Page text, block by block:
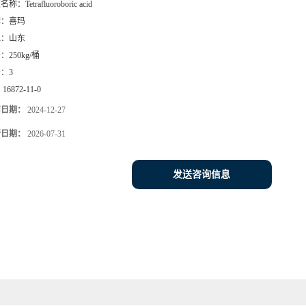
称： Tetrafluoroboric acid
喜玛
山东
250kg/桶
3
16872-11-0
期： 2024-12-27
期： 2026-07-31
发送咨询信息